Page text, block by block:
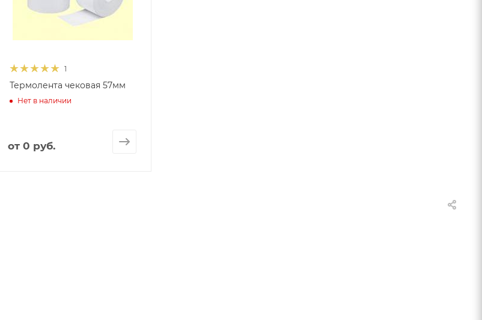
1
Термолента чековая 57мм
Нет в наличии
от 0 руб.